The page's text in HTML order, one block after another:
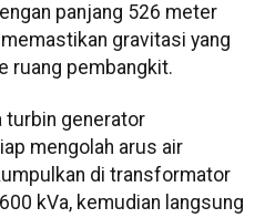
panjang 526 meter
gravitasi yang
ruang pembangkit.
turbin generator
mengolah arus air
di transformator
kVa, kemudian langsung